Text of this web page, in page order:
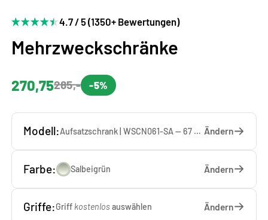
4.7 / 5 (1350+ Bewertungen)
Mehrzweckschränke
270,75285,- -5%
Modell: Aufsatzschrank | WSCN061-SA — 67 x 61 x 65 cm Ändern
Farbe: Salbeigrün Ändern
Griffe:Griff kostenlosauswählen Ändern